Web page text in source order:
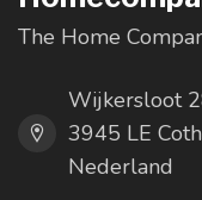
The Home
Wijkersloot
3945 LE
Nederland